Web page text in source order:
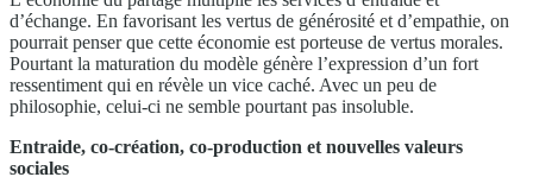
d’échange. En favorisant les vertus de générosité et d’empathie, on
pourrait penser que cette économie est porteuse de vertus morales.
Pourtant la maturation du modèle génère l’expression d’un fort
ressentiment qui en révèle un vice caché. Avec un peu de
philosophie, celui-ci ne semble pourtant pas insoluble.
Entraide, co-création, co-production et nouvelles valeurs
sociales